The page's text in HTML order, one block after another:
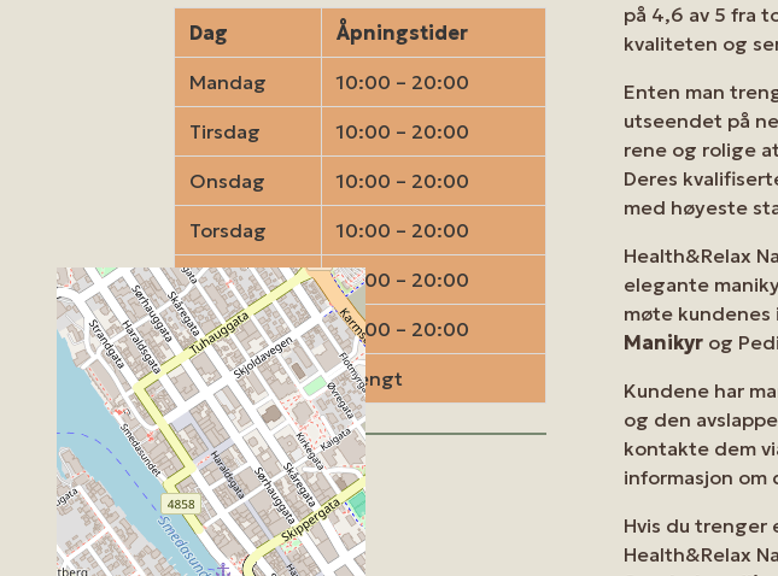
Dag Åpningstider
Mandag 10:00 – 20:00
Tirsdag 10:00 – 20:00
Onsdag 10:00 – 20:00
Torsdag 10:00 – 20:00
Fredag 10:00 – 20:00
Lørdag 10:00 – 20:00
Søndag Stengt
Kart
på 4,6 av 5 fra
kvaliteten og
Enten man
utseendet på
rene og rolige
Deres
med høyeste
Health&Relax
elegante
møte kundenes
Manikyr og
Kundene har
og den
kontakte dem
informasjon om
Hvis du trenger
Health&Relax